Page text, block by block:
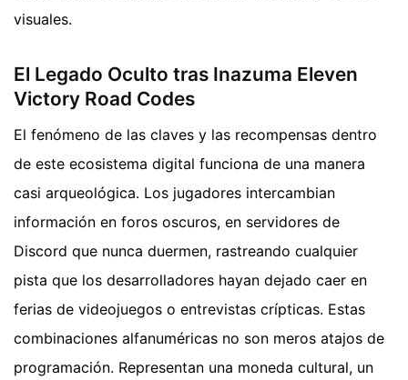
visuales.
El Legado Oculto tras Inazuma Eleven
Victory Road Codes
El fenómeno de las claves y las recompensas dentro
de este ecosistema digital funciona de una manera
casi arqueológica. Los jugadores intercambian
información en foros oscuros, en servidores de
Discord que nunca duermen, rastreando cualquier
pista que los desarrolladores hayan dejado caer en
ferias de videojuegos o entrevistas crípticas. Estas
combinaciones alfanuméricas no son meros atajos de
programación. Representan una moneda cultural, un